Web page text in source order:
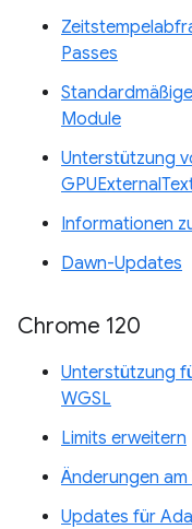
Passes
Module
Unterstützung
Informationen
Dawn-Updates
Chrome 120
Unterstützung
WGSL
Limits erweitern
Änderungen
Updates für